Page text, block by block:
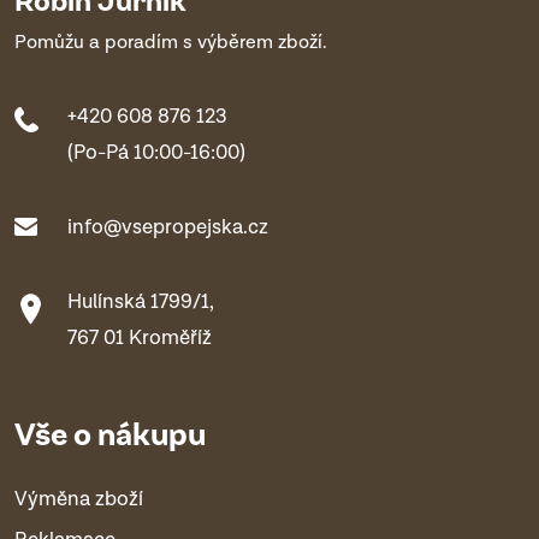
Pomůžu a poradím s výběrem zboží.
+420 608 876 123
(Po-Pá 10:00-16:00)
info@vsepropejska.cz
Hulínská 1799/1,
767 01 Kroměříž
Vše o nákupu
Výměna zboží